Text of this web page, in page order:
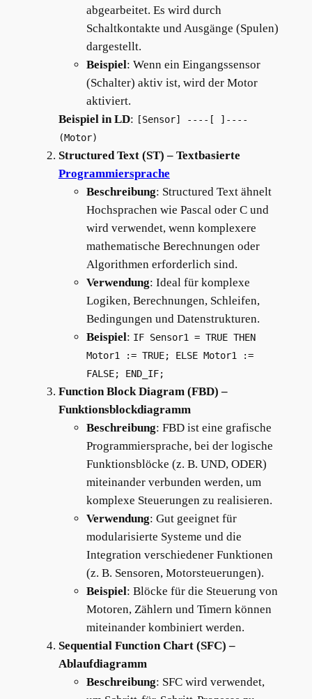
abgearbeitet. Es wird durch
Schaltkontakte und Ausgänge (Spulen)
dargestellt.
Beispiel: Wenn ein Eingangssensor
(Schalter) aktiv ist, wird der Motor
aktiviert.
Beispiel in LD: [Sensor] ----[ ]----
(Motor)
Structured Text (ST) – Textbasierte
Programmiersprache
Beschreibung: Structured Text ähnelt
Hochsprachen wie Pascal oder C und
wird verwendet, wenn komplexere
mathematische Berechnungen oder
Algorithmen erforderlich sind.
Verwendung: Ideal für komplexe
Logiken, Berechnungen, Schleifen,
Bedingungen und Datenstrukturen.
Beispiel: IF Sensor1 = TRUE THEN
Motor1 := TRUE; ELSE Motor1 :=
FALSE; END_IF;
Function Block Diagram (FBD) –
Funktionsblockdiagramm
Beschreibung: FBD ist eine grafische
Programmiersprache, bei der logische
Funktionsblöcke (z. B. UND, ODER)
miteinander verbunden werden, um
komplexe Steuerungen zu realisieren.
Verwendung: Gut geeignet für
modularisierte Systeme und die
Integration verschiedener Funktionen
(z. B. Sensoren, Motorsteuerungen).
Beispiel: Blöcke für die Steuerung von
Motoren, Zählern und Timern können
miteinander kombiniert werden.
Sequential Function Chart (SFC) –
Ablaufdiagramm
Beschreibung: SFC wird verwendet,